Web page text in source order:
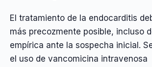
El tratamiento de la endocarditis
más precozmente posible, incluso
empírica ante la sospecha inicial.
el uso de vancomicina intravenosa